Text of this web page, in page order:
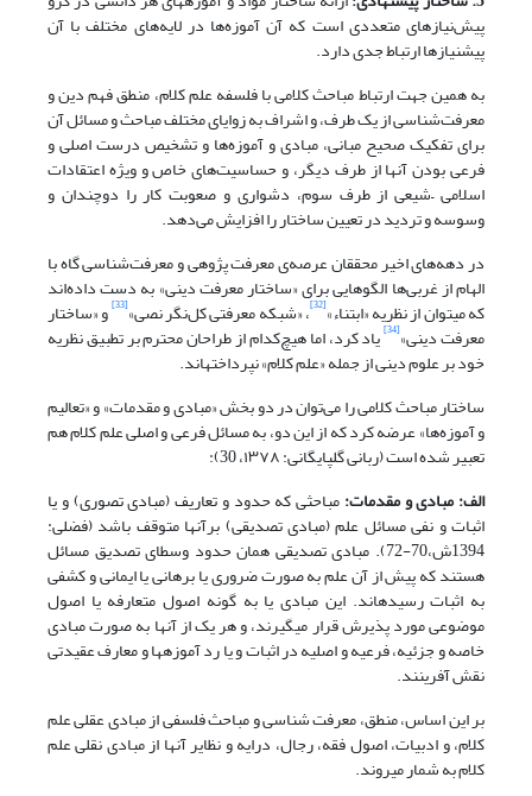
پیش‌نیازهای متعددی است که آن آموزه‌ها در لایه‌های مختلف با آن
پیش‎نیازها ارتباط جدی دارد.
به همین جهت ارتباط مباحث کلامی با فلسفه علم کلام، منطق فهم دین و
معرفت‌شناسی از یک طرف، و اشراف به زوایای مختلف مباحث و مسائل آن
برای تفکیک صحیح مبانی، مبادی و آموزه‌ها و تشخیص درست اصلی و
فرعی بودن آنها از طرف دیگر، و حساسیت‌های خاص و ویژه اعتقادات
اسلامی –شیعی از طرف سوم، دشواری و صعوبت کار را دوچندان و
وسوسه و تردید در تعیین ساختار را افزایش می‌دهد.
در دهه‌های اخیر محققان عرصه‌ی معرفت پژوهی و معرفت‌شناسی گاه با
الهام از غربی‌ها الگوهایی برای «ساختار معرفت دینی» به دست داده‌اند
که می‏توان از نظریه «ابتناء»[32] ، «شبکه معرفتی کل‌نگر نصی»[33] و «ساختار
معرفت دینی»[34] یاد کرد، اما هیچ‌کدام از طراحان محترم بر تطبیق نظریه
خود بر علوم دینی از جمله «علم کلام» نپرداخته‎اند.
ساختار مباحث کلامی را می‌توان در دو بخش «مبادی و مقدمات» و «تعالیم
و آموزه‌ها» عرضه کرد که از این دو، به مسائل فرعی و اصلی علم کلام هم
تعبیر شده است (ربانی گلپایگانی: ۱۳۷۸، 30):
الف: مبادی و مقدمات:مباحثی که حدود و تعاریف (مبادی تصوری) و یا
اثبات و نفی مسائل علم (مبادی تصدیقی) برآنها متوقف باشد (فضلی:
1394ش،70-72). مبادی تصدیقی همان حدود وسطای تصدیق مسائل
هستند که پیش از آن علم به صورت ضروری یا برهانی یا ایمانی و کشفی
به اثبات رسیده‎اند. این مبادی یا به گونه اصول متعارفه یا اصول
موضوعی مورد پذیرش قرار می‎گیرند، و هر یک از آنها به صورت مبادی
خاصه و جزئیه، فرعیه و اصلیه در اثبات و یا رد آموزه‏ها و معارف عقیدتی
نقش آفرینند.
بر این اساس، منطق، معرفت شناسی و مباحث فلسفی از مبادی عقلی علم
کلام، و ادبیات، اصول فقه، رجال، درایه و نظایر آن‏ها از مبادی نقلی علم
کلام به شمار می‎روند.